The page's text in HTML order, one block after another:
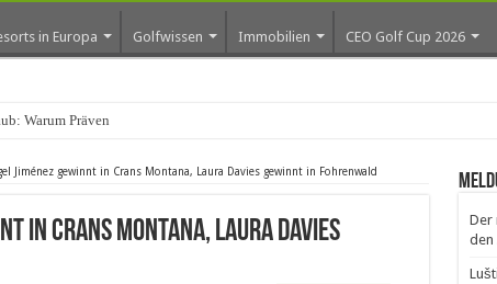
in Europa Golfwissen Immobilien CEO Golf Cup 2026
Warum Prävention den Abs
Jiménez gewinnt in Crans Montana, Laura Davies gewinnt in Fohrenwald
in Crans Montana, Laura Davies
Der
den